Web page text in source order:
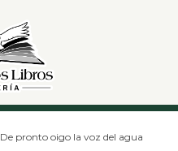
De pronto oigo la voz del agua